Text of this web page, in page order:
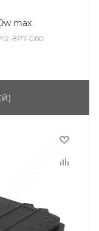
max
8P7-C60